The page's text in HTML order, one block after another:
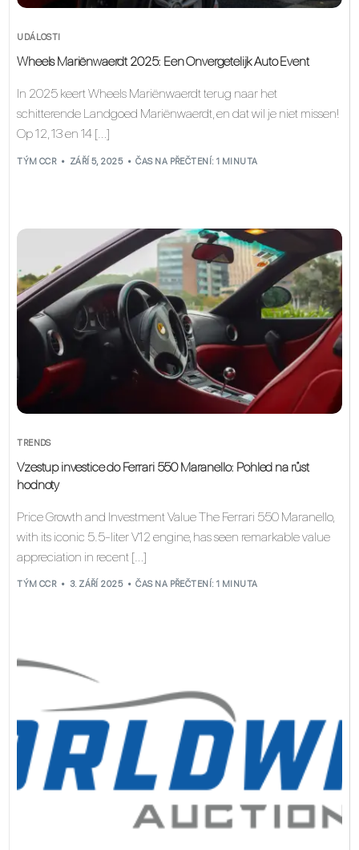
UDÁLOSTI
Wheels Mariënwaerdt 2025: Een Onvergetelijk Auto Event
In 2025 keert Wheels Mariënwaerdt terug naar het
schitterende Landgoed Mariënwaerdt, en dat wil je niet missen!
Op 12, 13 en 14 […]
TÝM CCR ZÁŘÍ 5, 2025 ČAS NA PŘEČTENÍ: 1 MINUTA
TRENDS
Vzestup investice do Ferrari 550 Maranello: Pohled na růst
hodnoty
Price Growth and Investment Value The Ferrari 550 Maranello,
with its iconic 5.5-liter V12 engine, has seen remarkable value
appreciation in recent […]
TÝM CCR 3. ZÁŘÍ 2025 ČAS NA PŘEČTENÍ: 1 MINUTA